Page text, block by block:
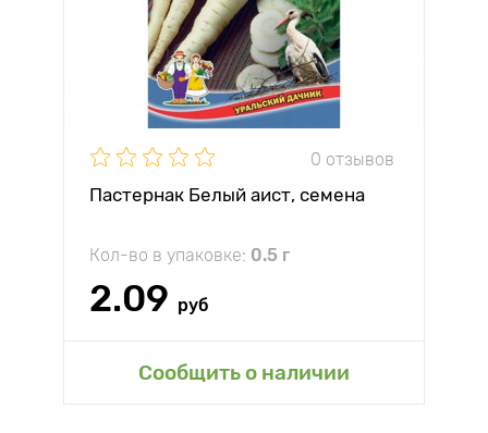
0 отзывов
Пастернак Белый аист, семена
Кол-во в упаковке: 0.5 г
2.09 руб
Сообщить о наличии